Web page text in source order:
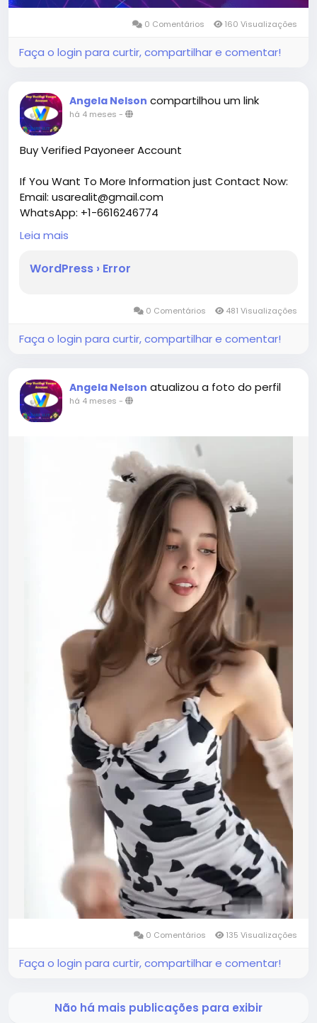
0 Comentários 160 Visualizações
Faça o login para curtir, compartilhar e comentar!
Angela Nelson compartilhou um link
há 4 meses -
Buy Verified Payoneer Account
If You Want To More Information just Contact Now:
Email: usarealit@gmail.com
WhatsApp: +1-6616246774
Telegram : @usarealit
payoneer-account/
#google#donaldtrump
#socialmedia#Twitter #facebook#bigtits
Leia mais
WordPress › Error
0 Comentários 481 Visualizações
Faça o login para curtir, compartilhar e comentar!
Angela Nelson atualizou a foto do perfil
há 4 meses -
0 Comentários 135 Visualizações
Faça o login para curtir, compartilhar e comentar!
Não há mais publicações para exibir